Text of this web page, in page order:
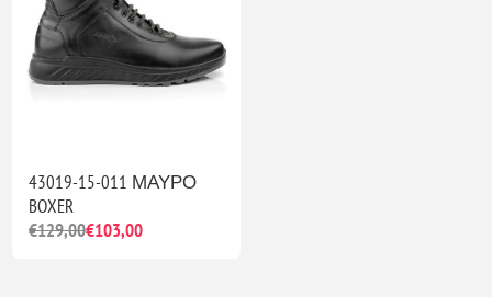
43019-15-011 ΜΑΥΡΟ
BOXER
€129,00€103,00